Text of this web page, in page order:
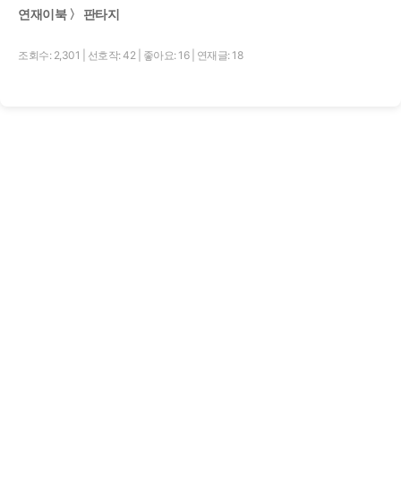
연재이북 〉 판타지
조회수: 2,301 선호작: 42 좋아요: 16 연재글: 18